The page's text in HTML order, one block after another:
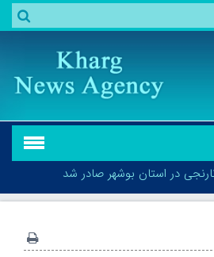
در استان بوشهر صادر شد